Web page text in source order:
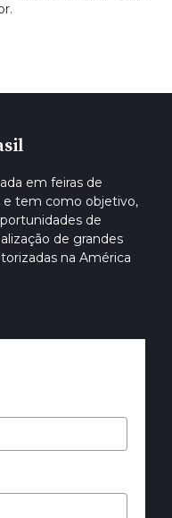
em feiras de
e tem como objetivo,
de
de grandes
na América